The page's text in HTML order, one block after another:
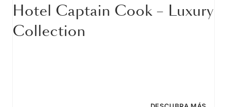
Hotel Captain Cook – Luxury
Collection